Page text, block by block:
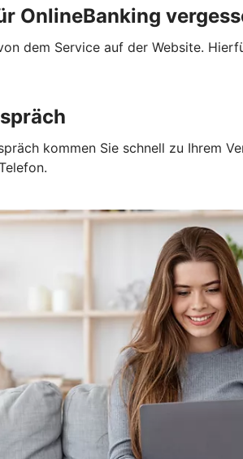
OnlineBanking
dem Service auf der Website.
kommen Sie schnell zu Ihrem